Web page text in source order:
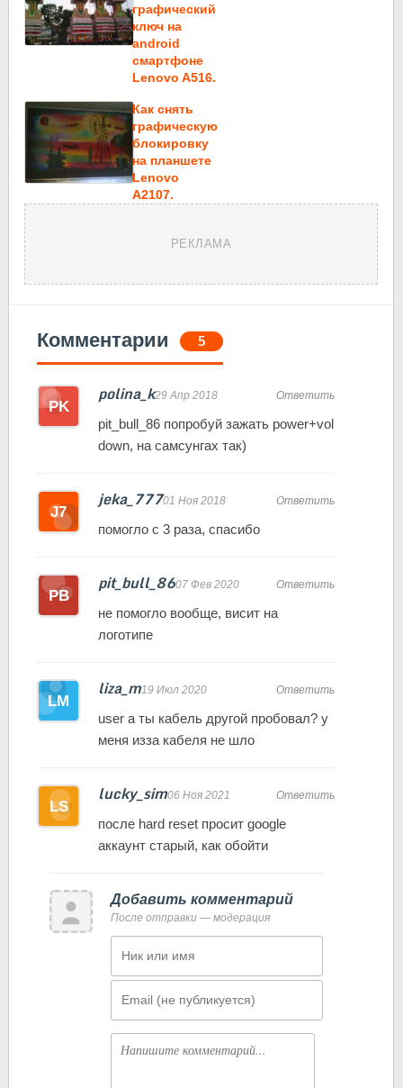
графический
ключ на
android
смартфоне
Lenovo A516.
Как снять
графическую
блокировку
на планшете
Lenovo
A2107.
РЕКЛАМА
Комментарии 5
polina_k29 Апр 2018 Ответить
pit_bull_86 попробуй зажать power+vol
down, на самсунгах так)
jeka_77701 Ноя 2018 Ответить
помогло с 3 раза, спасибо
pit_bull_8607 Фев 2020 Ответить
не помогло вообще, висит на
логотипе
liza_m19 Июл 2020 Ответить
user а ты кабель другой пробовал? у
меня изза кабеля не шло
lucky_sim06 Ноя 2021 Ответить
после hard reset просит google
аккаунт старый, как обойти
Добавить комментарий
После отправки — модерация